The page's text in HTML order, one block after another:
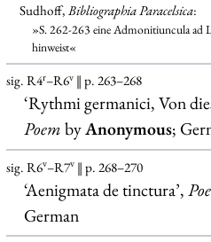
Sudhoff,Bibliographia Paracelsica:
»S. 262-263 eine Admonitiuncula ad
hinweist«
sig. R4r–R6v‖ p. 263–268
‘Rythmi germanici, Von
PoembyAnonymous;
sig. R6v–R7v‖ p. 268–270
‘Aenigmata de tinctura’,
German